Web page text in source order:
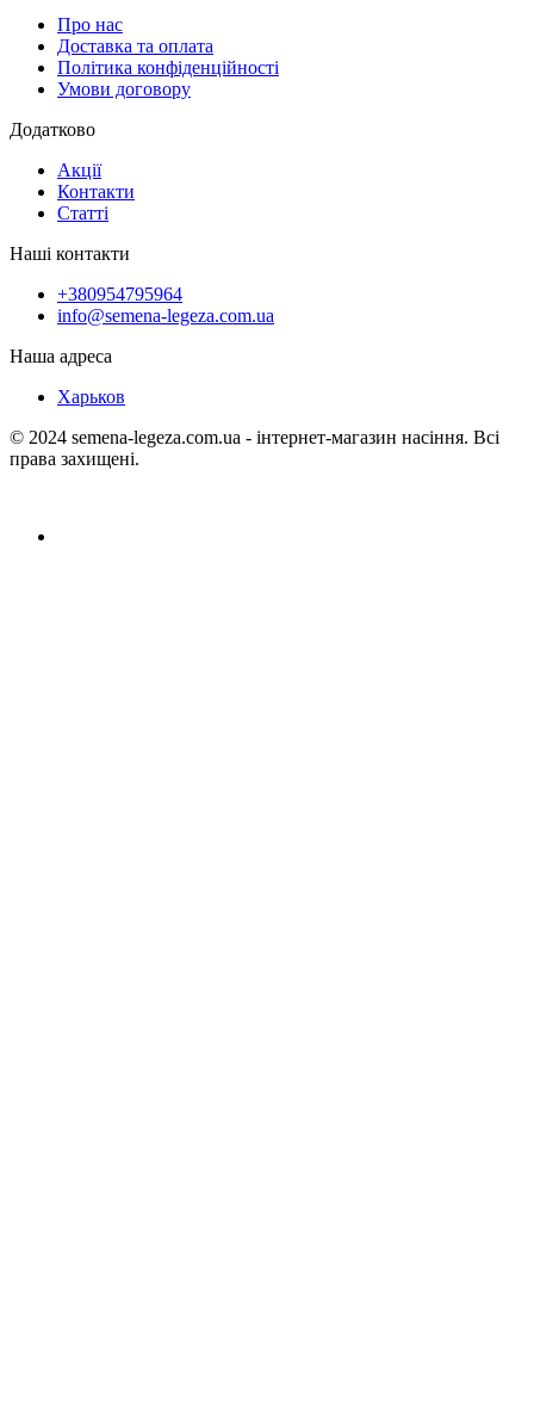
Про нас
Доставка та оплата
Політика конфіденційності
Умови договору
Додатково
Акції
Контакти
Статті
Наші контакти
+380954795964
info@semena-legeza.com.ua
Наша адреса
Харьков
© 2024 semena-legeza.com.ua - інтернет-магазин насіння. Всі
права захищені.